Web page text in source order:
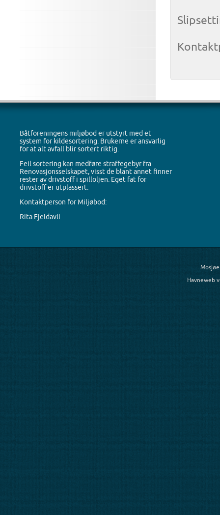
Båtforeningens miljøbod er utstyrt med et
system for kildesortering. Brukerne er ansvarlig
for at alt avfall blir sortert riktig.
Feil sortering kan medføre straffegebyr fra
Renovasjonsselskapet, visst de blant annet finner
rester av drivstoff i spilloljen. Eget fat for
drivstoff er utplassert.
Kontaktperson for Miljøbod:
Rita Fjeldavli
Havneweb